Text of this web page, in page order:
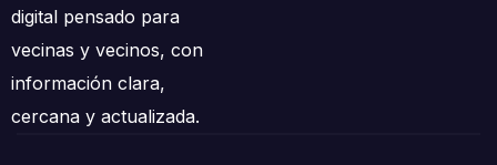
digital pensado para
vecinas y vecinos, con
información clara,
cercana y actualizada.